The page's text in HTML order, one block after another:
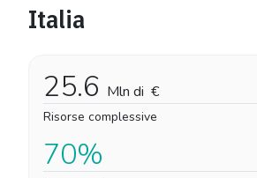
Italia
25.6 Mln di €
Risorse complessive
70%